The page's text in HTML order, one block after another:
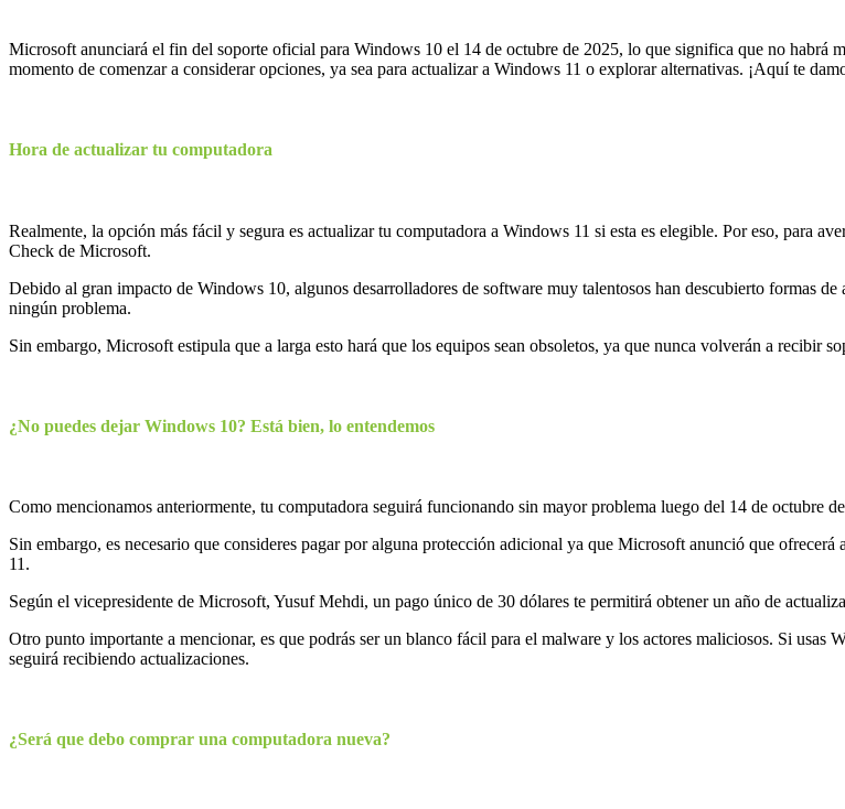
Microsoft anunciará el fin del soporte oficial para Windows 10 el 14 de octubre de 2025, lo que significa que no habrá
momento de comenzar a considerar opciones, ya sea para actualizar a Windows 11 o explorar alternativas. ¡Aquí te
Hora de actualizar tu computadora
Realmente, la opción más fácil y segura es actualizar tu computadora a Windows 11 si esta es elegible. Por eso, para
Check de Microsoft.
Debido al gran impacto de Windows 10, algunos desarrolladores de software muy talentosos han descubierto formas
ningún problema.
Sin embargo, Microsoft estipula que a larga esto hará que los equipos sean obsoletos, ya que nunca volverán a recibir
¿No puedes dejar Windows 10? Está bien, lo entendemos
Como mencionamos anteriormente, tu computadora seguirá funcionando sin mayor problema luego del 14 de octubre
Sin embargo, es necesario que consideres pagar por alguna protección adicional ya que Microsoft anunció que
11.
Según el vicepresidente de Microsoft, Yusuf Mehdi, un pago único de 30 dólares te permitirá obtener un año de
Otro punto importante a mencionar, es que podrás ser un blanco fácil para el malware y los actores maliciosos. Si
seguirá recibiendo actualizaciones.
¿Será que debo comprar una computadora nueva?